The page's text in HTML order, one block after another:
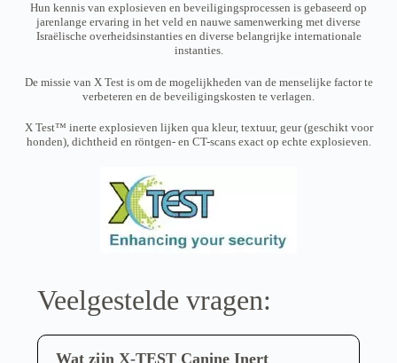
Hun kennis van explosieven en beveiligingsprocessen is gebaseerd op
jarenlange ervaring in het veld en nauwe samenwerking met diverse
Israëlische overheidsinstanties en diverse belangrijke internationale
instanties.
De missie van X Test is om de mogelijkheden van de menselijke factor te
verbeteren en de beveiligingskosten te verlagen.
X Test™ inerte explosieven lijken qua kleur, textuur, geur (geschikt voor
honden), dichtheid en röntgen- en CT-scans exact op echte explosieven.
Veelgestelde vragen:
Wat zijn X-TEST Canine Inert